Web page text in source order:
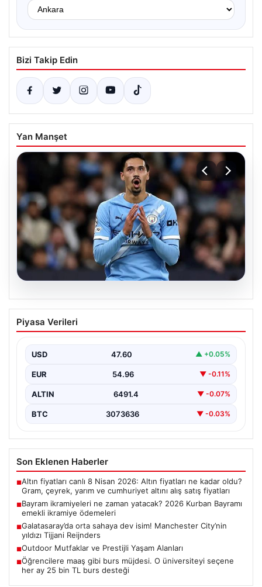
Bizi Takip Edin
Yan Manşet
Galatasaray’da orta sahaya dev isim!
Manchester City’nin yıldızı Tijjani
{“title”: “Galatasaray Orta Sahaya Dev Transferle
Reijnders”}, “content”: “…
Piyasa Verileri
USD 47.60 ▲ +0.05%
EUR 54.96 ▼ -0.11%
ALTIN 6491.4 ▼ -0.07%
BTC 3073636 ▼ -0.03%
Son Eklenen Haberler
■Altın fiyatları canlı 8 Nisan 2026: Altın fiyatları ne kadar oldu?
Gram, çeyrek, yarım ve cumhuriyet altını alış satış fiyatları
■Bayram ikramiyeleri ne zaman yatacak? 2026 Kurban Bayramı
emekli ikramiye ödemeleri
■Galatasaray’da orta sahaya dev isim! Manchester City’nin
yıldızı Tijjani Reijnders
■Outdoor Mutfaklar ve Prestijli Yaşam Alanları
■Öğrencilere maaş gibi burs müjdesi. O üniversiteyi seçene
her ay 25 bin TL burs desteği